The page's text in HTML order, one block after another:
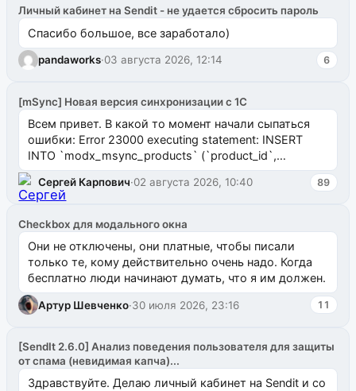
Личный кабинет на Sendit - не удается сбросить пароль
Спасибо большое, все заработало)
pandaworks·03 августа 2026, 12:14 6
[mSync] Новая версия синхронизации с 1С
Всем привет. В какой то момент начали сыпаться
ошибки: Error 23000 executing statement: INSERT
INTO `modx_msync_products` (`product_id`,
`uuid_1c`) VALUES ...
Сергей Карпович·02 августа 2026, 10:40 89
Checkbox для модального окна
Они не отключены, они платные, чтобы писали
только те, кому действительно очень надо. Когда
бесплатно люди начинают думать, что я им должен.
Артур Шевченко·30 июля 2026, 23:16 11
[SendIt 2.6.0] Анализ поведения пользователя для защиты
от спама (невидимая капча)...
Здравствуйте. Делаю личный кабинет на Sendit и со